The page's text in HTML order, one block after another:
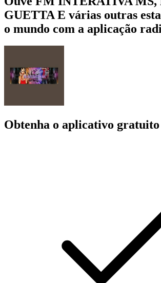
GUETTA E várias outras
o mundo com a aplicação
Obtenha o aplicativo